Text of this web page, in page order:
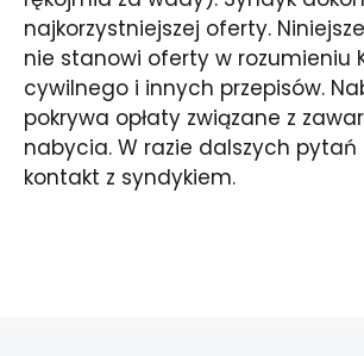
najkorzystniejszej oferty.
nie stanowi oferty w rozumieniu
cywilnego i innych przepisów.
pokrywa opłaty związane z
nabycia. W razie dalszych pytań
kontakt z syndykiem.